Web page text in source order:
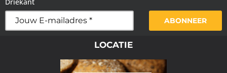
ABONNEER
LOCATIE